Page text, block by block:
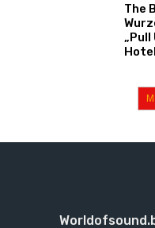
The
„Pull